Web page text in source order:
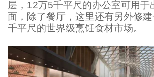
层，12万5千平尺的办公室可用于
面，除了餐厅，这里还有另外修
千平尺的世界级烹饪食材市场。